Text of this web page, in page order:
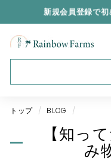
新規会員登録で
R
a
n
b
o
トップ / BLOG /
【知っ
み